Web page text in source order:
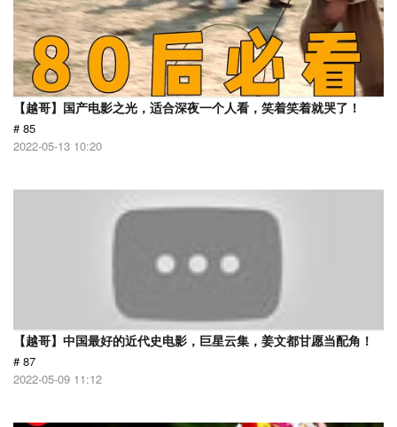
【越哥】国产电影之光，适合深夜一个人看，笑着笑着就哭了！
# 85
2022-05-13 10:20
【越哥】中国最好的近代史电影，巨星云集，姜文都甘愿当配角！
# 87
2022-05-09 11:12